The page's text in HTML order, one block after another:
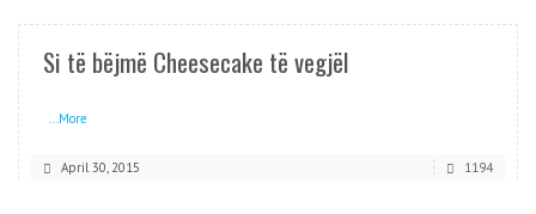
Si të bëjmë Cheesecake të vegjël
...More
April 30, 2015 1194